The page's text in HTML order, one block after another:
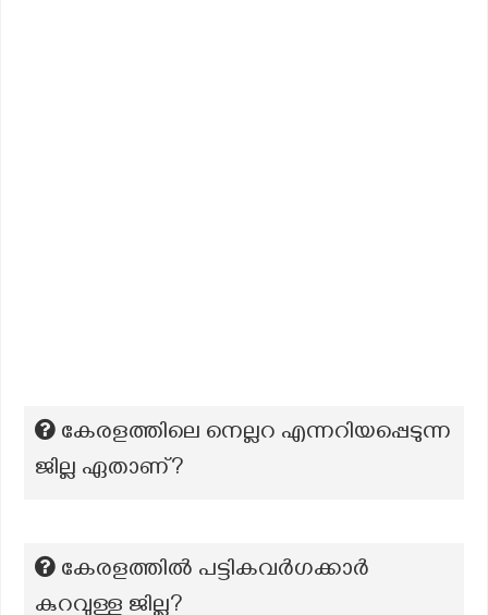
കേരളത്തിലെ നെല്ലറ എന്നറിയപ്പെടുന്ന
ജില്ല ഏതാണ്?
കേരളത്തിൽ പട്ടികവര്‍ഗക്കാര്‍
കുറവുള്ള ജില്ല?